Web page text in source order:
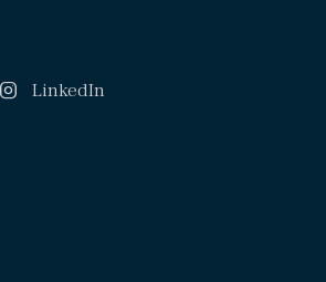
LinkedIn